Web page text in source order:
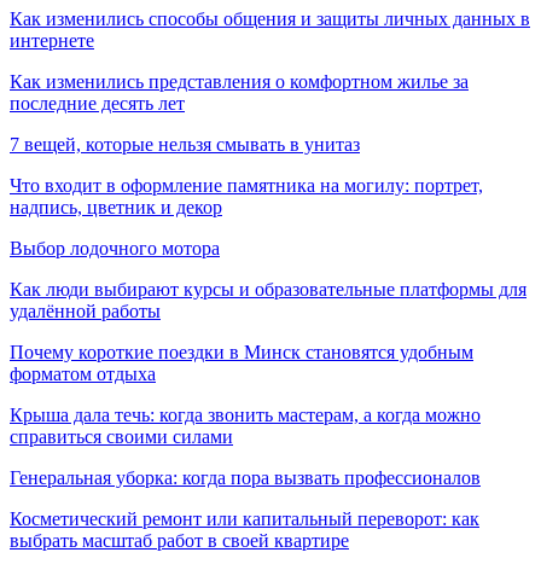
Как изменились способы общения и защиты личных данных в
интернете
Как изменились представления о комфортном жилье за
последние десять лет
7 вещей, которые нельзя смывать в унитаз
Что входит в оформление памятника на могилу: портрет,
надпись, цветник и декор
Выбор лодочного мотора
Как люди выбирают курсы и образовательные платформы для
удалённой работы
Почему короткие поездки в Минск становятся удобным
форматом отдыха
Крыша дала течь: когда звонить мастерам, а когда можно
справиться своими силами
Генеральная уборка: когда пора вызвать профессионалов
Косметический ремонт или капитальный переворот: как
выбрать масштаб работ в своей квартире